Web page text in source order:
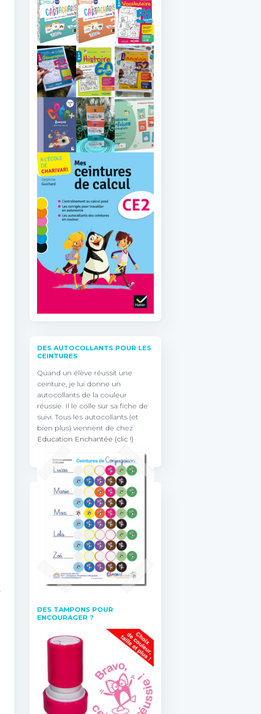
DES AUTOCOLLANTS POUR LES
CEINTURES
Quand un élève réussit une
ceinture, je lui donne un
autocollants de la couleur
réussie. Il le colle sur sa fiche de
suivi. Tous les autocollants (et
bien plus) viennent de chez
Education Enchantée (clic !)
DES TAMPONS POUR
ENCOURAGER ?